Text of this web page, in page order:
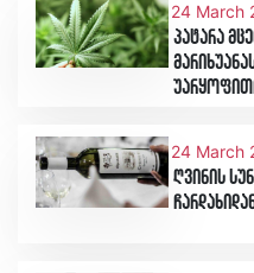
24 March
პატარა
24 March
ღვინის